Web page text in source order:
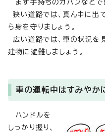
まず手持ちのカバンなどで
狭い道路では、真ん中に出
ら身を守りましょう。
広い道路では、車の状況を
建物に避難しましょう。
車の運転中はすみやか
ハンドルを
しっかり握り、